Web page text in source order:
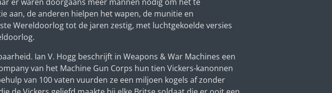
aan, de anderen hielpen het wapen, de munitie en
Wereldoorlog tot de jaren zestig, met luchtgekoelde versies
Ian V. Hogg beschrijft in Weapons & War Machines een
van het Machine Gun Corps hun tien Vickers-kanonnen
van 100 vaten vuurden ze een miljoen kogels af zonder